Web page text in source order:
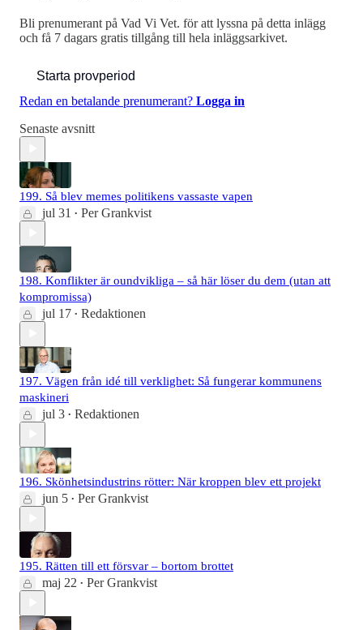
Bli prenumerant på Vad Vi Vet. för att lyssna på detta inlägg
och få 7 dagars gratis tillgång till hela inläggsarkivet.
Starta provperiod
Redan en betalande prenumerant? Logga in
Senaste avsnitt
199. Så blev memes politikens vassaste vapen
jul 31 • Per Grankvist
198. Konflikter är oundvikliga – så här löser du dem (utan att
kompromissa)
jul 17 • Redaktionen
197. Vägen från idé till verklighet: Så fungerar kommunens
maskineri
jul 3 • Redaktionen
196. Skönhetsindustrins rötter: När kroppen blev ett projekt
jun 5 • Per Grankvist
195. Rätten till ett försvar – bortom brottet
maj 22 • Per Grankvist